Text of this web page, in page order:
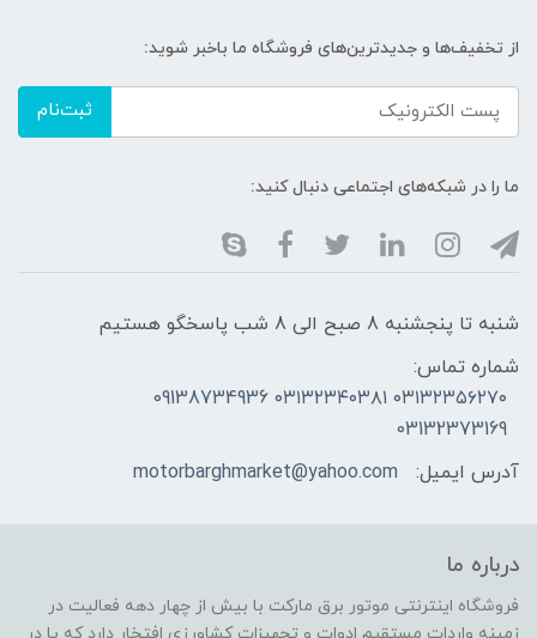
از تخفیف‌ها و جدیدترین‌های فروشگاه ما باخبر شوید:
ثبت‌نام
ما را در شبکه‌های اجتماعی دنبال کنید:
شنبه تا پنجشنبه 8 صبح الی 8 شب پاسخگو هستیم
شماره تماس:
۰۳۱۳۲۳۵۶۲۷۰ ۰۳۱۳۲۳۴۰۳۸۱ 09138734936
03132373169
آدرس ایمیل:
motorbarghmarket@yahoo.com
درباره ما
فروشگاه اینترنتی موتور برق مارکت با بیش از چهار دهه فعالیت در